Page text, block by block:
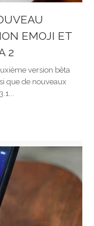
EMOJI ET
2
version bêta
que de nouveaux